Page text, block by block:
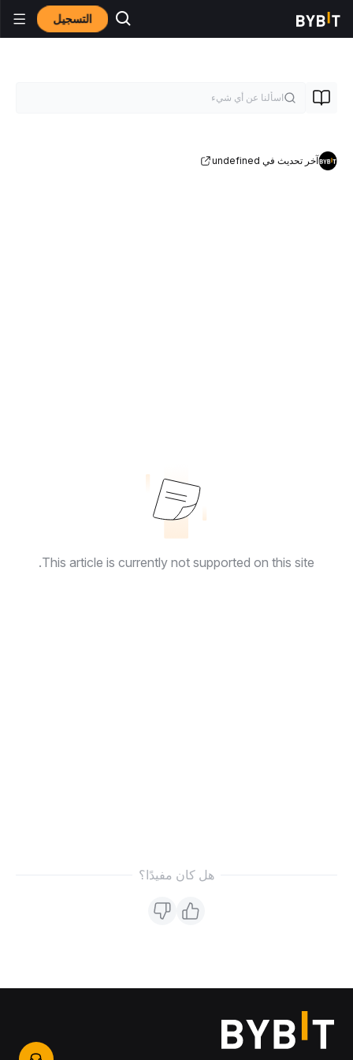
التسجيل
آخر تحديث في undefined
This article is currently not supported on this site.
هل كان مفيدًا؟